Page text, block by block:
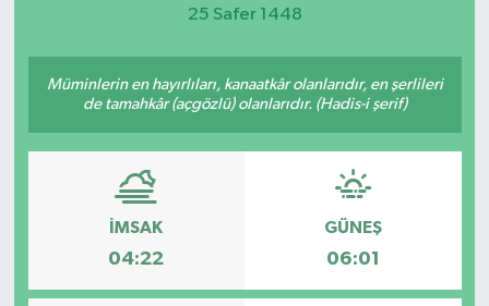
25 Safer 1448
Müminlerin en hayırlıları, kanaatkâr olanlarıdır, en şerlileri
de tamahkâr (açgözlü) olanlarıdır. (Hadis-i şerif)
İMSAK
04:22
GÜNEŞ
06:01
Etkinlikler